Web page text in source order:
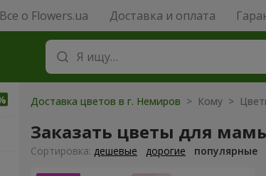
Все о Flowers.ua Доставка и оплата
Доставка цветов в г. Немиров > Кому >
Заказать цветы для
Cортировка: дешевые дорогие популярные